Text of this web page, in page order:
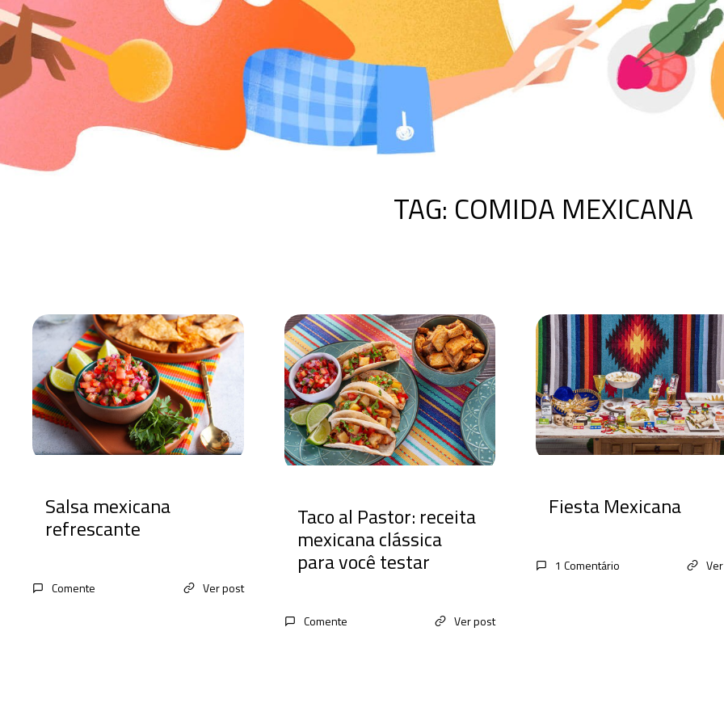
TAG: COMIDA MEXICANA
Salsa mexicana
refrescante
Comente Ver post
Taco al Pastor: receita
mexicana clássica
para você testar
Comente Ver post
Fiesta Mexicana
1 Comentário